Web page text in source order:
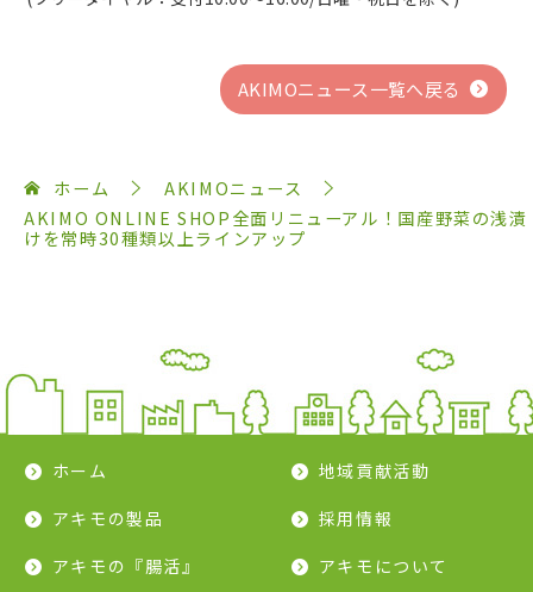
AKIMOニュース一覧へ戻る
ホーム
AKIMOニュース
AKIMO ONLINE SHOP全面リニューアル！国産野菜の浅漬
けを常時30種類以上ラインアップ
ホーム
アキモの製品
アキモの『腸活』
地域貢献活動
採用情報
アキモについて